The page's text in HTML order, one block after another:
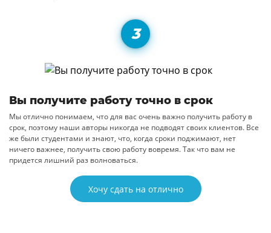
Вы получите работу точно в срок
Мы отлично понимаем, что для вас очень важно получить работу в
срок, поэтому наши авторы никогда не подводят своих клиентов. Все
же были студентами и знают, что, когда сроки поджимают, нет
ничего важнее, получить свою работу вовремя. Так что вам не
придется лишний раз волноваться.
Хочу сдать на отлично